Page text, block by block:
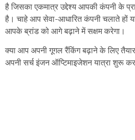
है जिसका एकमात्र उद्देश्य आपकी कंपनी के
है। चाहे आप सेवा-आधारित कंपनी चलाते हों
आपके ब्रांड को आगे बढ़ाने में सक्षम करेगा।
क्या आप अपनी गूगल रैंकिंग बढ़ाने के लिए
अपनी सर्च इंजन ऑप्टिमाइजेशन यात्रा शुरू